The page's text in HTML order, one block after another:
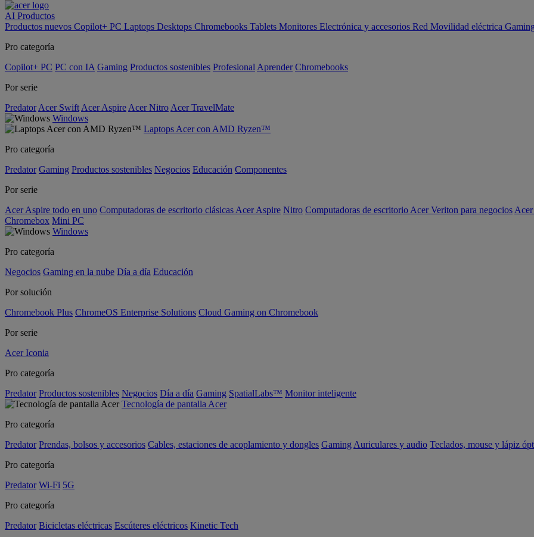
AI Productos
Productos nuevos Copilot+ PC Laptops Desktops Chromebooks Tablets Monitores Electrónica y accesorios Red Movilidad eléctrica
Pro categoría
Copilot+ PC PC con IA Gaming Productos sostenibles Profesional Aprender Chromebooks
Por serie
Predator Acer Swift Acer Aspire Acer Nitro Acer TravelMate
Windows
Laptops Acer con AMD Ryzen™
Pro categoría
Predator Gaming Productos sostenibles Negocios Educación Componentes
Por serie
Acer Aspire todo en uno Computadoras de escritorio clásicas Acer Aspire Nitro Computadoras de escritorio Acer Veriton para negocios
Chromebox Mini PC
Windows
Pro categoría
Negocios Gaming en la nube Día a día Educación
Por solución
Chromebook Plus ChromeOS Enterprise Solutions Cloud Gaming on Chromebook
Por serie
Acer Iconia
Pro categoría
Predator Productos sostenibles Negocios Día a día Gaming SpatialLabs™ Monitor inteligente
Tecnología de pantalla Acer
Pro categoría
Predator Prendas, bolsos y accesorios Cables, estaciones de acoplamiento y dongles Gaming Auriculares y audio Teclados, mouse y lápiz
Pro categoría
Predator Wi-Fi 5G
Pro categoría
Predator Bicicletas eléctricas Escúteres eléctricos Kinetic Tech